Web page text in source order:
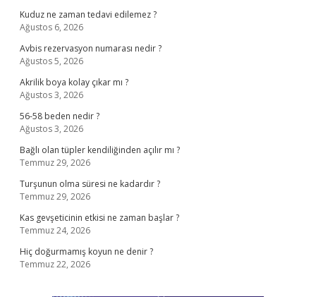
Kuduz ne zaman tedavi edilemez ?
Ağustos 6, 2026
Avbis rezervasyon numarası nedir ?
Ağustos 5, 2026
Akrilik boya kolay çıkar mı ?
Ağustos 3, 2026
56-58 beden nedir ?
Ağustos 3, 2026
Bağlı olan tüpler kendiliğinden açılır mı ?
Temmuz 29, 2026
Turşunun olma süresi ne kadardır ?
Temmuz 29, 2026
Kas gevşeticinin etkisi ne zaman başlar ?
Temmuz 24, 2026
Hiç doğurmamış koyun ne denir ?
Temmuz 22, 2026